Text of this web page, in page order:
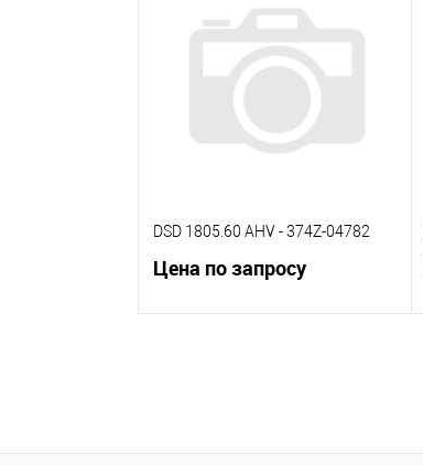
К сравнению
В избранное
Под заказ
DSD 1805.60 AHV - 374Z-04782
Цена по запросу